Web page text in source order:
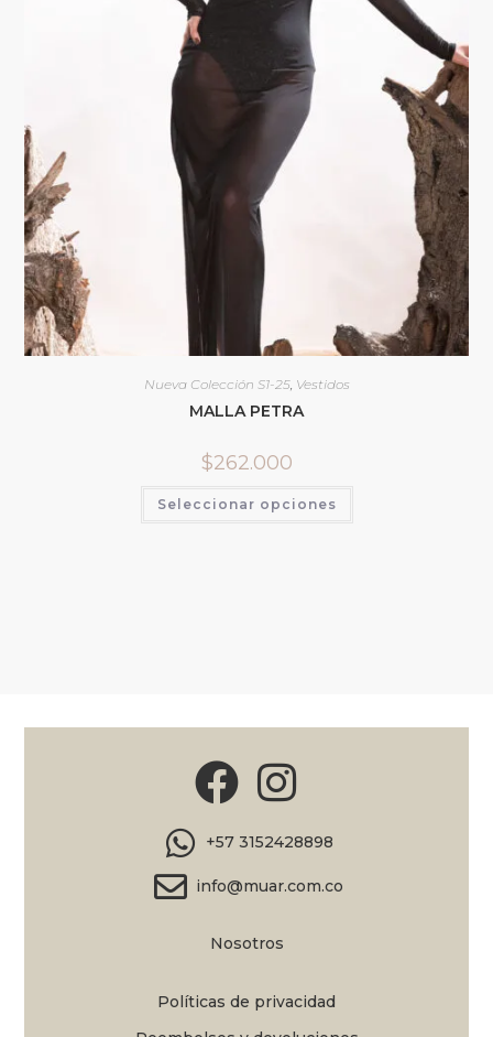
Nueva Colección S1-25, Vestidos
MALLA PETRA
$262.000
Seleccionar opciones
+57 3152428898
info@muar.com.co
Nosotros
Políticas de privacidad